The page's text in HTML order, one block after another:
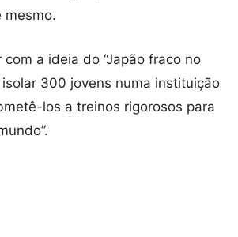
mesmo.
a ideia do “Japão fraco no
300 jovens numa instituição
los a treinos rigorosos para